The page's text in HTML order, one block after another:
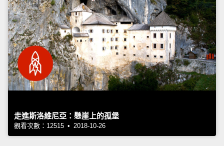
走進斯洛維尼亞：懸崖上的孤堡
觀看次數：12515 • 2018-10-26